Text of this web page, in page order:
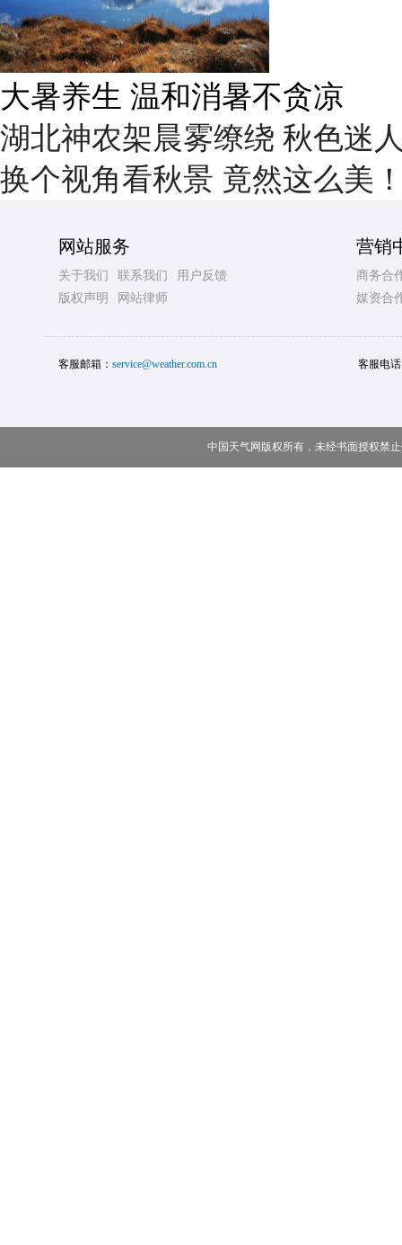
雨后峨眉沟壑尽显 金顶显真
湖北神农架晨雾缭绕 秋色迷
换个视角看秋景 竟然这么美
网站服务
关于我们 联系我们
用户反馈
版权声明
网站律师
营销
商务合
媒资合
客服邮箱： service@weather.com.cn 客服电
中国天气网版权所有，未经书面授权